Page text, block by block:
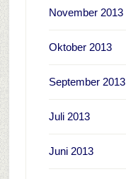
November 2013
Oktober 2013
September 2013
Juli 2013
Juni 2013